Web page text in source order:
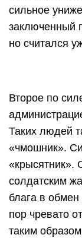
сильное
заключенный
но считался
Второе по
Таких людей
«чмошник».
«крысятник».
солдатским
блага в
пор чревато
таким